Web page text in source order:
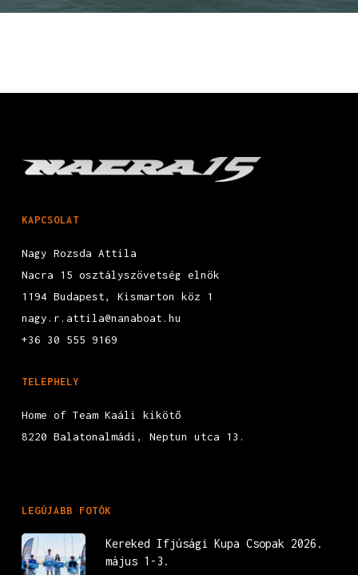
KAPCSOLAT
Nagy Rozsda Attila
Nacra 15 osztályszövetség elnök
1194 Budapest, Kismarton köz 1
nagy.r.attila@nanaboat.hu
+36 30 555 9169
TELEPHELY
Home of Team Kaáli kikötő
8220 Balatonalmádi, Neptun utca 13.
LEGÚJABB FOTÓK
Kereked Ifjúsági Kupa Csopak 2026.
május 1-3.